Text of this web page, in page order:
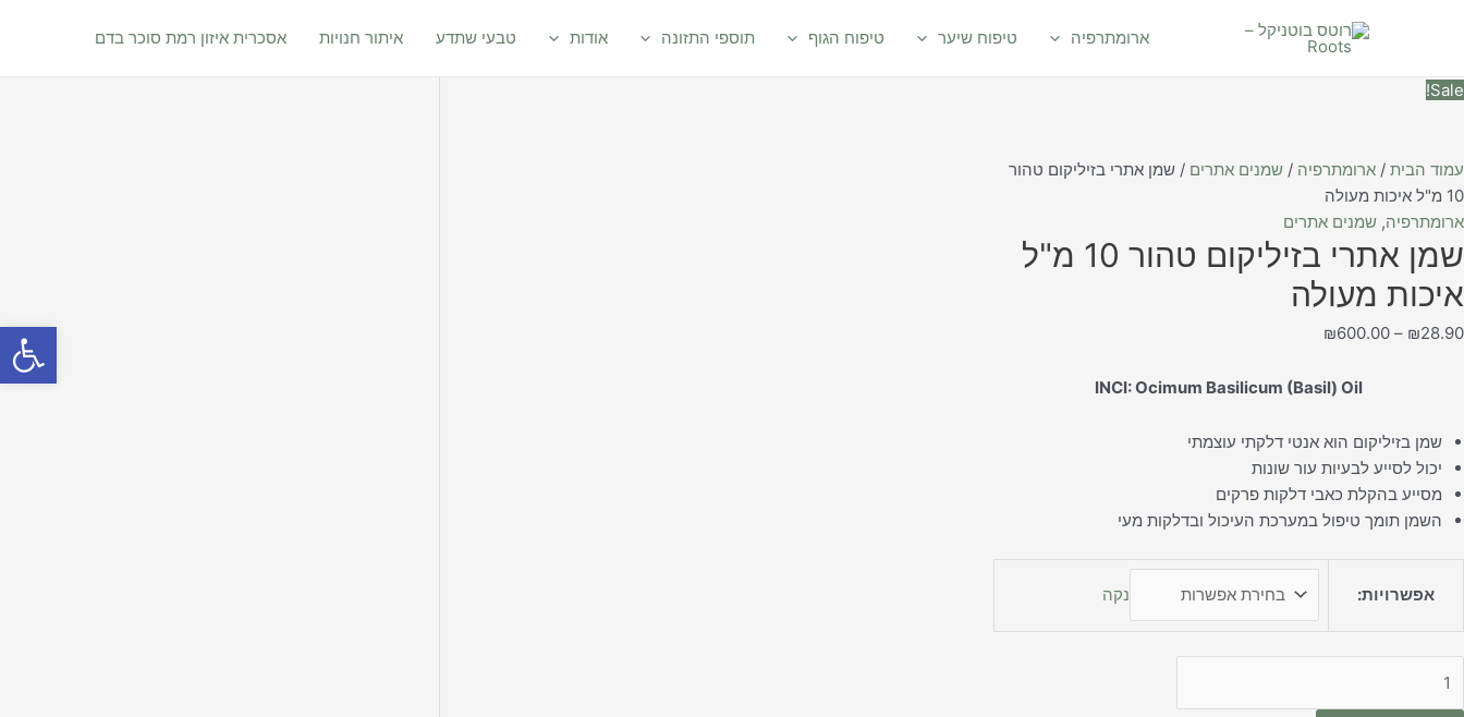
ארומתרפיה טיפוח שיער טיפוח הגוף תוספי התזונה אודות טבעי שתדע איתור חנויות אסכרית איזון רמת סוכר בדם
Sale!
עמוד הבית / ארומתרפיה / שמנים אתרים / שמן אתרי בזיליקום טהור
10 מ"ל איכות מעולה
ארומתרפיה, שמנים אתרים
שמן אתרי בזיליקום טהור 10 מ"ל
איכות מעולה
₪28.90
–
₪600.00
INCI: Ocimum Basilicum (Basil) Oil
שמן בזיליקום הוא אנטי דלקתי עוצמתי
יכול לסייע לבעיות עור שונות
מסייע בהקלת כאבי דלקות פרקים
השמן תומך טיפול במערכת העיכול ובדלקות מעי
אפשרויות: נקה
אתרי
10
מ"ל
איכות
מעולה
זה
לבחור
בעמוד
המוצר
זה
לבחור
בעמוד
המוצר
זה
לבחור
בעמוד
המוצר
זה
לבחור
בעמוד
המוצר
פתח